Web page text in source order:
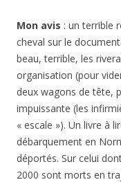
Mon avis : un terrible
cheval sur le
beau, terrible, les
organisation (pour
deux wagons de tête,
impuissante (les
« escale »). Un livre à
débarquement en
déportés. Sur celui
2000 sont morts en